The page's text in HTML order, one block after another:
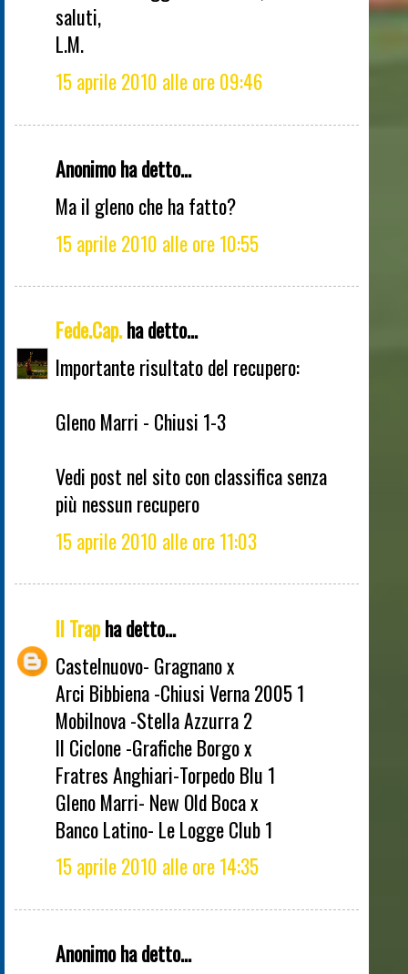
saluti,
L.M.
15 aprile 2010 alle ore 09:46
Anonimo ha detto...
Ma il gleno che ha fatto?
15 aprile 2010 alle ore 10:55
Fede.Cap.ha detto...
Importante risultato del recupero:
Gleno Marri - Chiusi 1-3
Vedi post nel sito con classifica senza
più nessun recupero
15 aprile 2010 alle ore 11:03
Il Trapha detto...
Castelnuovo- Gragnano x
Arci Bibbiena -Chiusi Verna 2005 1
Mobilnova -Stella Azzurra 2
Il Ciclone -Grafiche Borgo x
Fratres Anghiari-Torpedo Blu 1
Gleno Marri- New Old Boca x
Banco Latino- Le Logge Club 1
15 aprile 2010 alle ore 14:35
Anonimo ha detto...